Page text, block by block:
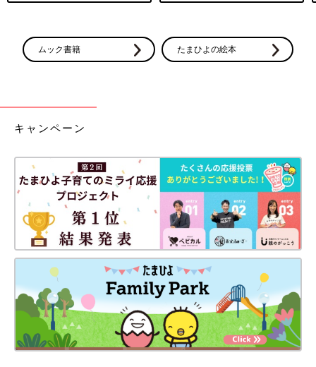
ムック書籍 たまひよの絵本
キャンペーン